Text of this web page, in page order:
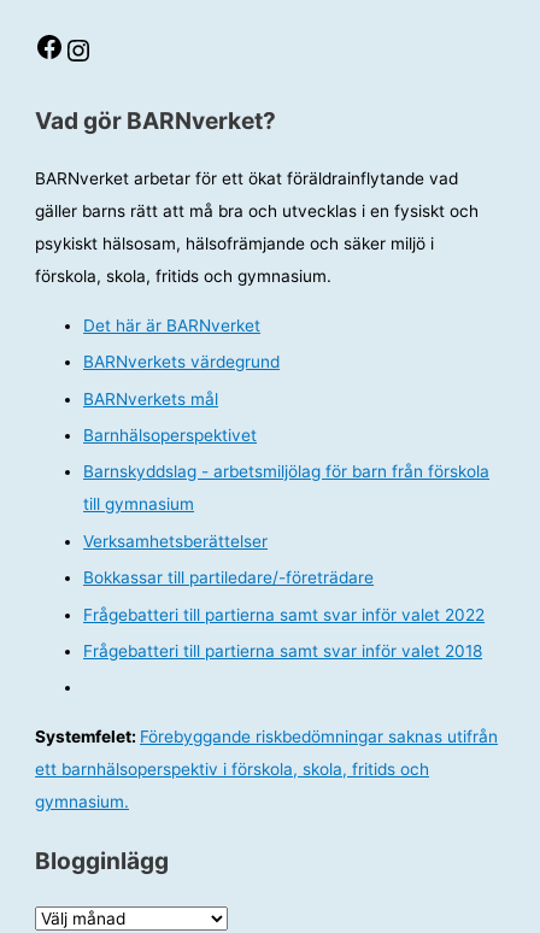
Facebook Instagram
Vad gör BARNverket?
BARNverket arbetar för ett ökat föräldrainflytande vad
gäller barns rätt att må bra och utvecklas i en fysiskt och
psykiskt hälsosam, hälsofrämjande och säker miljö i
förskola, skola, fritids och gymnasium.
Det här är BARNverket
BARNverkets värdegrund
BARNverkets mål
Barnhälsoperspektivet
Barnskyddslag - arbetsmiljölag för barn från förskola
till gymnasium
Verksamhetsberättelser
Bokkassar till partiledare/-företrädare
Frågebatteri till partierna samt svar inför valet 2022
Frågebatteri till partierna samt svar inför valet 2018
Systemfelet: Förebyggande riskbedömningar saknas utifrån
ett barnhälsoperspektiv i förskola, skola, fritids och
gymnasium.
Blogginlägg
B